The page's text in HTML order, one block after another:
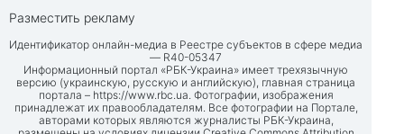
Разместить рекламу
Идентификатор онлайн-медиа в Реестре субъектов в сфере медиа
— R40-05347
Информационный портал «РБК-Украина» имеет трехязычную
версию (украинскую, русскую и английскую), главная страница
портала – https://www.rbc.ua. Фотографии, изображения
принадлежат их правообладателям. Все фотографии на Портале,
авторами которых являются журналисты РБК-Украина,